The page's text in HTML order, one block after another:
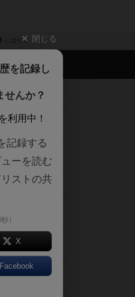
こばやし 閉じる
を記録し
せんか？
利用中！
記録する
ーを読む
ストの共
）
X
Facebook
ー